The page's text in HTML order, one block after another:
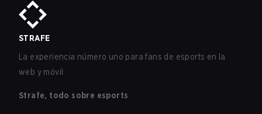
STRAFE
La experiencia número uno para fans de esports en la
web y móvil.
Strafe, todo sobre esports